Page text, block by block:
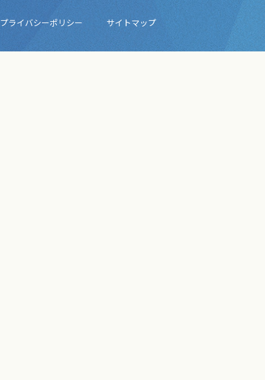
プライバシーポリシー サイトマップ